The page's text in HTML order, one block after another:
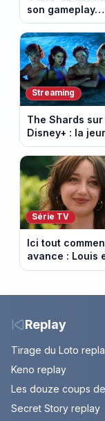
son
d’abord sur
Streaming
The Shards sur
Disney+ : la
dorée de Los
face à un tueur
les années 80
Série TV
Ici tout
avance : Louis
Jasmine enfin
août 2026
Replay
Tirage du Loto
Keno replay
Les douze coups
Secret Story replay